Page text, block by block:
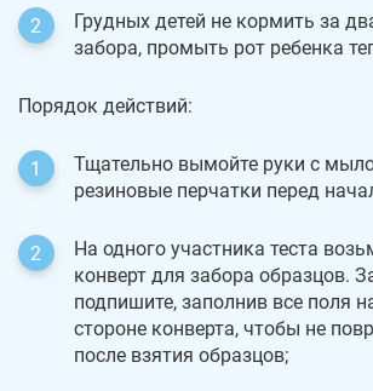
Грудных детей не кормить за
забора, промыть рот ребенка
Порядок действий:
Тщательно вымойте руки с
резиновые перчатки перед
На одного участника теста
конверт для забора образцов.
подпишите, заполнив все поля
стороне конверта, чтобы не
после взятия образцов;